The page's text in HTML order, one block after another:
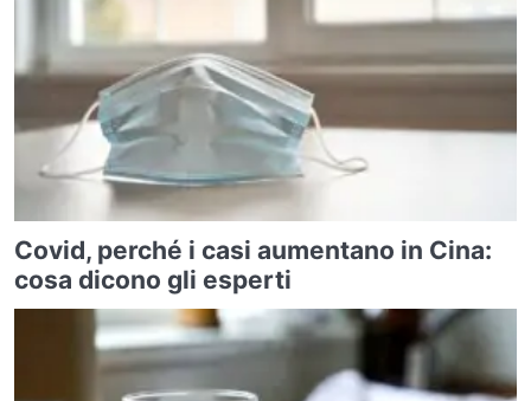
Covid, perché i casi aumentano in Cina:
cosa dicono gli esperti